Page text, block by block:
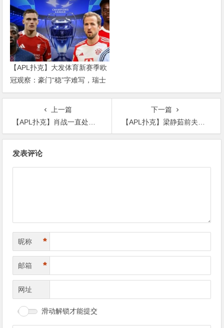
【APL扑克】大发体育新赛季欧
冠观察：豪门“稳”字难写，瑞士
轮赛制让每一场都变成生死
上一篇
【APL扑克】肖战一直处于被动状态，师姐发文力挺是他的坚强后盾
下一篇
【APL扑克】梁静茹前夫直言不是公众人物，为什么爆出负面新闻
发表评论
昵称 *
邮箱 *
网址
滑动解锁才能提交